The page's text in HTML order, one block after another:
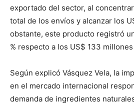
exportado del sector, al
total de los envíos y alcanzar los
obstante, este producto registró
% respecto a los US$ 133
Según explicó Vásquez Vela, la
en el mercado internacional
demanda de ingredientes